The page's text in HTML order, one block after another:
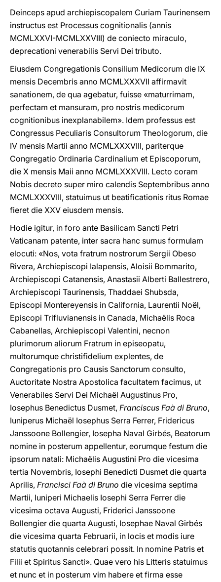
Deinceps apud archiepiscopalem Curiam Taurinensem
instructus est Processus cognitionalis (annis
MCMLXXVI-MCMLXXVIII) de coniecto miraculo,
deprecationi venerabilis Servi Dei tributo.
Eiusdem Congregationis Consilium Medicorum die IX
mensis Decembris anno MCMLXXXVII affirmavit
sanationem, de qua agebatur, fuisse «maturrimam,
perfectam et mansuram, pro nostris medicorum
cognitionibus inexplanabilem». Idem professus est
Congressus Peculiaris Consultorum Theologorum, die
IV mensis Martii anno MCMLXXXVIII, pariterque
Congregatio Ordinaria Cardinalium et Episcoporum,
die X mensis Maii anno MCMLXXXVIII. Lecto coram
Nobis decreto super miro calendis Septembribus anno
MCMLXXXVIII, statuimus ut beatificationis ritus Romae
fieret die XXV eiusdem mensis.
Hodie igitur, in foro ante Basilicam Sancti Petri
Vaticanam patente, inter sacra hanc sumus formulam
elocuti: «Nos, vota fratrum nostrorum Sergii Obeso
Rivera, Archiepiscopi Ialapensis, Aloisii Bommarito,
Archiepiscopi Catanensis, Anastasii Alberti Ballestrero,
Archiepiscopi Taurinensis, Thaddaei Shubsda,
Episcopi Montereyensis in California, Laurentii Noël,
Episcopi Trifluvianensis in Canada, Michaëlis Roca
Cabanellas, Archiepiscopi Valentini, necnon
plurimorum aliorum Fratrum in episeopatu,
multorumque christifidelium explentes, de
Congregationis pro Causis Sanctorum consulto,
Auctoritate Nostra Apostolica facultatem facimus, ut
Venerabiles Servi Dei Michaël Augustinus Pro,
Iosephus Benedictus Dusmet, Franciscus Faà di Bruno,
Iuniperus Michaël Iosephus Serra Ferrer, Fridericus
Janssoone Bollengier, Iosepha Naval Girbés, Beatorum
nomine in posterum appellentur, eorumque festum die
ipsorum natali: Michaëlis Augustini Pro die vicesima
tertia Novembris, Iosephi Benedicti Dusmet die quarta
Aprilis, Francisci Faà di Bruno die vicesima septima
Martii, Iuniperi Michaelis Iosephi Serra Ferrer die
vicesima octava Augusti, Friderici Janssoone
Bollengier die quarta Augusti, Iosephae Naval Girbés
die vicesima quarta Februarii, in locis et modis iure
statutis quotannis celebrari possit. In nomine Patris et
Filii et Spiritus Sancti». Quae vero his Litteris statuimus
et nunc et in posterum vim habere et firma esse